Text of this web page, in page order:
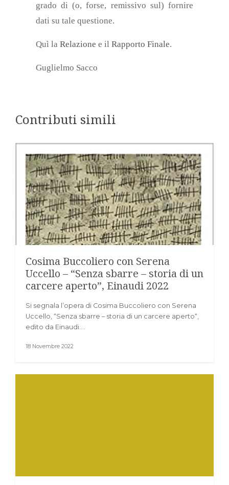
grado di (o, forse, remissivo sul) fornire
dati su tale questione.
Quì la Relazione e il Rapporto Finale.
Guglielmo Sacco
Contributi simili
Cosima Buccoliero con Serena
Uccello – “Senza sbarre – storia di un
carcere aperto”, Einaudi 2022
Si segnala l’opera di Cosima Buccoliero con Serena
Uccello, “Senza sbarre – storia di un carcere aperto“,
edito da Einaudi.…
18 Novembre 2022